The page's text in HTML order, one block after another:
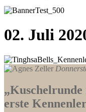
02. Juli
erste